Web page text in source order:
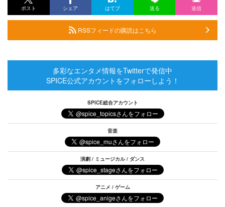
ポスト シェア はてブ 送る 送信
RSSフィードの購読はこちら
多彩なエンタメ情報をTwitterで発信中
SPICE公式アカウントをフォローしよう！
SPICE総合アカウント
音楽
演劇 / ミュージカル / ダンス
アニメ / ゲーム